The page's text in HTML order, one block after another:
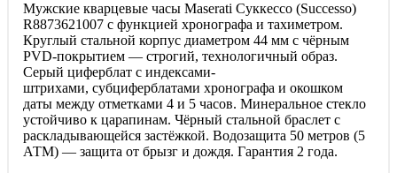
Мужские кварцевые часы Maserati Суккессо (Successo)
R8873621007 с функцией хронографа и тахиметром.
Круглый стальной корпус диаметром 44 мм с чёрным
PVD-покрытием — строгий, технологичный образ.
Серый циферблат с индексами-
штрихами, субциферблатами хронографа и окошком
даты между отметками 4 и 5 часов. Минеральное стекло
устойчиво к царапинам. Чёрный стальной браслет с
раскладывающейся застёжкой. Водозащита 50 метров (5
АТМ) — защита от брызг и дождя. Гарантия 2 года.